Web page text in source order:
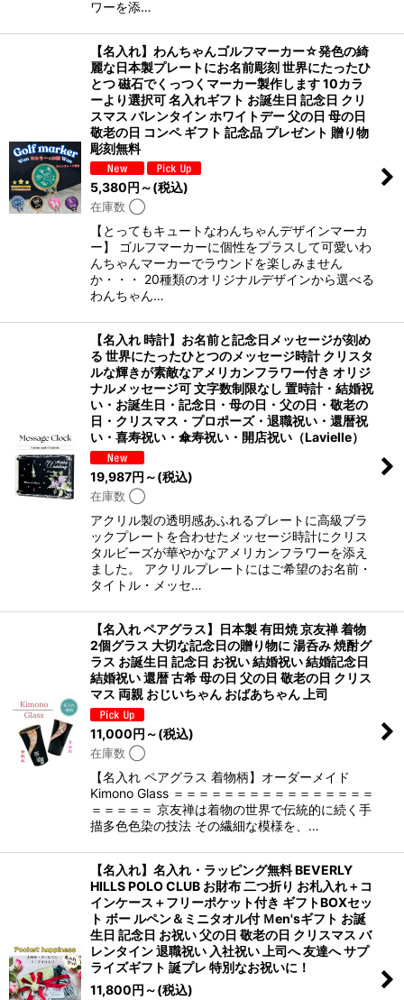
ワーを添…
【名入れ】わんちゃんゴルフマーカー☆発色の綺
麗な日本製プレートにお名前彫刻 世界にたったひ
とつ 磁石でくっつくマーカー製作します 10カラ
ーより選択可 名入れギフト お誕生日 記念日 クリ
スマス バレンタイン ホワイトデー 父の日 母の日
敬老の日 コンペ ギフト 記念品 プレゼント 贈り物
彫刻無料
5,380円 ～(税込)
在庫数 ◯
【とってもキュートなわんちゃんデザインマーカ
ー】 ゴルフマーカーに個性をプラスして可愛いわ
んちゃんマーカーでラウンドを楽しみません
か・・・ 20種類のオリジナルデザインから選べる
わんちゃん…
【名入れ 時計】お名前と記念日メッセージが刻め
る 世界にたったひとつのメッセージ時計 クリスタ
ルな輝きが素敵なアメリカンフラワー付き オリジ
ナルメッセージ可 文字数制限なし 置時計・結婚祝
い・お誕生日・記念日・母の日・父の日・敬老の
日・クリスマス・プロポーズ・退職祝い・還暦祝
い・喜寿祝い・傘寿祝い・開店祝い（Lavielle）
19,987円 ～(税込)
在庫数 ◯
アクリル製の透明感あふれるプレートに高級ブラ
ックプレートを合わせたメッセージ時計にクリス
タルビーズが華やかなアメリカンフラワーを添え
ました。 アクリルプレートにはご希望のお名前・
タイトル・メッセ…
【名入れ ペアグラス】日本製 有田焼 京友禅 着物
2個グラス 大切な記念日の贈り物に 湯呑み 焼酎グ
ラス お誕生日 記念日 お祝い 結婚祝い 結婚記念日
結婚祝い 還暦 古希 母の日 父の日 敬老の日 クリス
マス 両親 おじいちゃん おばあちゃん 上司
11,000円 ～(税込)
在庫数 ◯
【名入れ ペアグラス 着物柄】オーダーメイド
Kimono Glass ＝＝＝＝＝＝＝＝＝＝＝＝＝＝＝＝
＝＝＝＝＝ 京友禅は着物の世界で伝統的に続く手
描多色色染の技法 その繊細な模様を、…
【名入れ】名入れ・ラッピング無料 BEVERLY
HILLS POLO CLUB お財布 二つ折り お札入れ＋コ
インケース＋フリーポケット付き ギフトBOXセッ
ト ボー ルペン＆ミニタオル付 Ｍen'sギフト お誕
生日 記念日 お祝い 父の日 敬老の日 クリスマス バ
レンタイン 退職祝い 入社祝い 上司へ 友達へ サプ
ライズギフト 誕プレ 特別なお祝いに！
11,800円 ～(税込)